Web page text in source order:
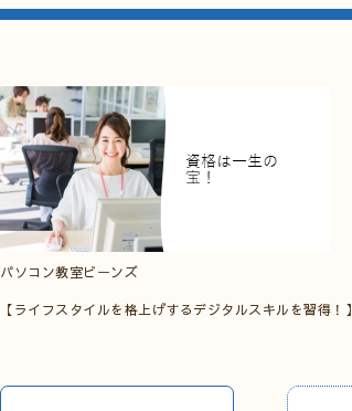
パソコン教室ビーンズ
【ライフスタイルを格上げするデジタルスキルを習得！】